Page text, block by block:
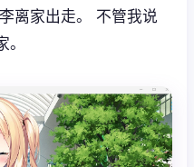
离家出走。 不管我说